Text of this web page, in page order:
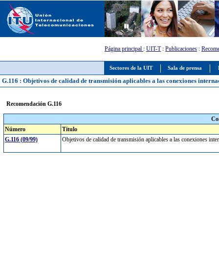
Sectores de la UIT Sala de prensa
Página principal : UIT-T: Publicaciones :
G.116 : Objetivos de calidad de transmisión aplicables a las conexiones
Recomendación G.116
Número
Título
G.116 (09/99)
Objetivos de calidad de transmisión aplicables a las conexiones